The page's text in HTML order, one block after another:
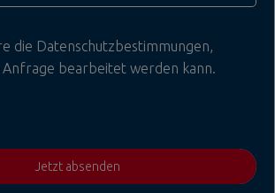
die Datenschutzbestimmungen,
Anfrage bearbeitet werden kann.
Jetzt absenden